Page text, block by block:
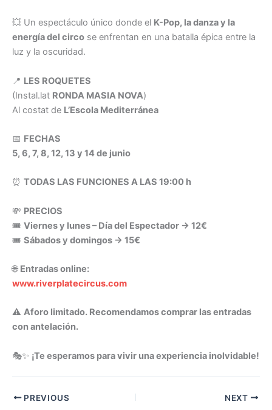
💥 Un espectáculo único donde el K-Pop, la danza y la
energía del circo se enfrentan en una batalla épica entre la
luz y la oscuridad.
📍 LES ROQUETES
(Instal.lat RONDA MASIA NOVA)
Al costat de L’Escola Mediterránea
📅 FECHAS
5, 6, 7, 8, 12, 13 y 14 de junio
⏰ TODAS LAS FUNCIONES A LAS 19:00 h
💸 PRECIOS
🎟️ Viernes y lunes – Día del Espectador → 12€
🎟️ Sábados y domingos → 15€
🌐 Entradas online:
www.riverplatecircus.com
⚠️ Aforo limitado. Recomendamos comprar las entradas
con antelación.
🎭✨ ¡Te esperamos para vivir una experiencia inolvidable!
PREVIOUS NEXT